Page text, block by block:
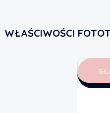
WŁAŚCIWOŚCI